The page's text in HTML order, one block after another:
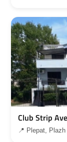
Club Strip
📍 Plepat,